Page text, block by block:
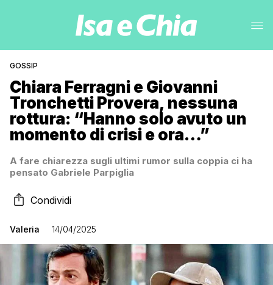
GOSSIP
Chiara Ferragni e Giovanni
Tronchetti Provera, nessuna
rottura: “Hanno solo avuto un
momento di crisi e ora…”
A fare chiarezza sugli ultimi rumor sulla coppia ci ha
pensato Gabriele Parpiglia
Condividi
Valeria 14/04/2025